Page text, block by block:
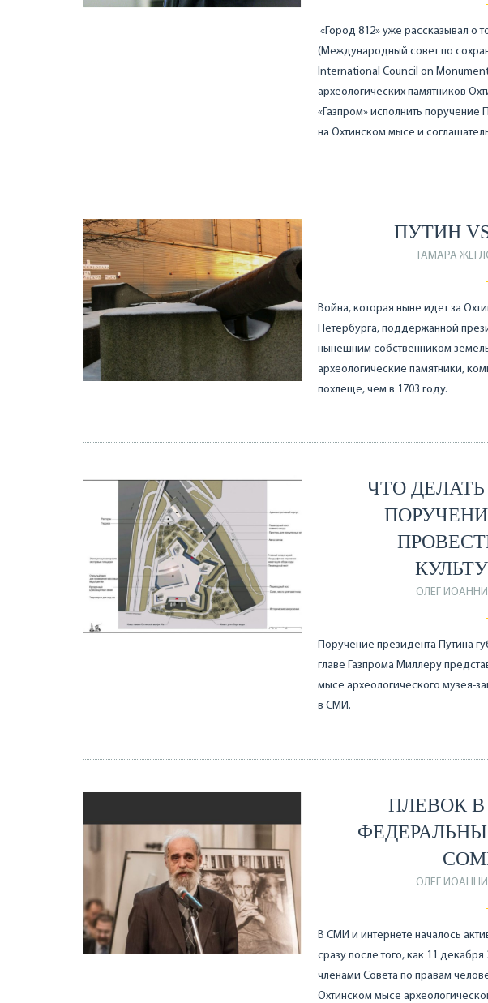
«Город 812» уже рассказывал о
(Международный совет по
International Council on
археологических памятников
«Газпром» исполнить поручение
на Охтинском мысе и
ПУТИН
ТАМАРА
Война, которая ныне идет за
Петербурга, поддержанной
нынешним собственником
археологические памятники,
похлеще, чем в 1703 году.
ЧТО
ОЛЕГ
Поручение президента Путина
главе Газпрома Миллеру
мысе археологического музея-
в СМИ.
ПЛЕВОК В
ОЛЕГ
В СМИ и интернете началось
сразу после того, как 11
членами Совета по правам
Охтинском мысе